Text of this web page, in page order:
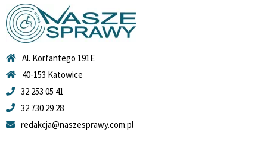
Al. Korfantego 191E
40-153 Katowice
32 253 05 41
32 730 29 28
redakcja@naszesprawy.com.pl